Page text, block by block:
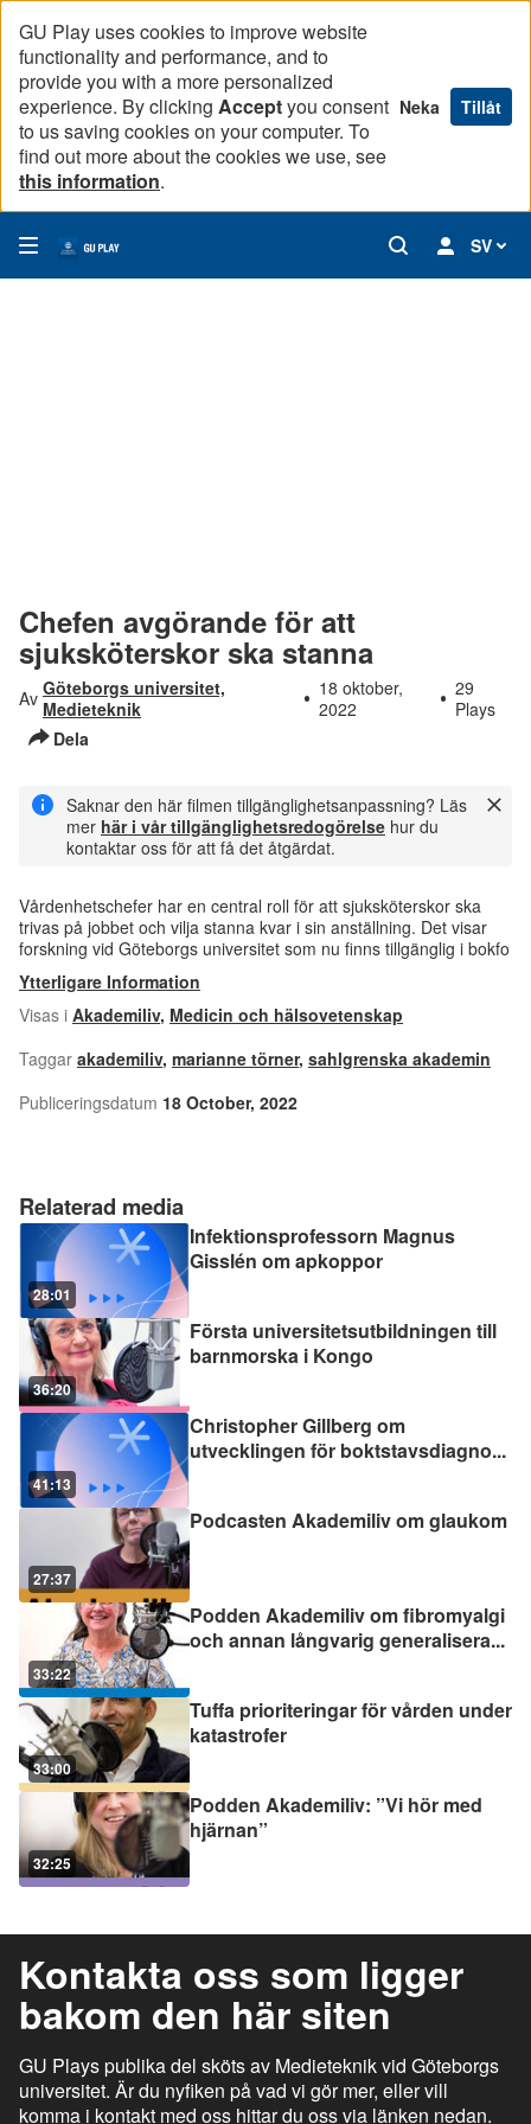
GU Play uses cookies to improve website
functionality and performance, and to
provide you with a more personalized
experience. By clicking Acceptyou consent
to us saving cookies on your computer. To
find out more about the cookies we use, see
this information.
Neka Tillåt
SV
Relaterad media
28:01
Infektionsprofessorn Magnus
Gisslén om apkoppor
36:20
Första universitetsutbildningen till
barnmorska i Kongo
41:13
Christopher Gillberg om
utvecklingen för boktstavsdiagno...
27:37
Podcasten Akademiliv om glaukom
33:22
Podden Akademiliv om fibromyalgi
och annan långvarig generalisera...
33:00
Tuffa prioriteringar för vården under
katastrofer
32:25
Podden Akademiliv: ”Vi hör med
hjärnan”
Chefen avgörande för att
sjuksköterskor ska stanna
Av Göteborgs universitet,
Medieteknik
18 oktober,
2022
29
Plays
Dela
Saknar den här filmen tillgänglighetsanpassning? Läs
mer här i vår tillgänglighetsredogörelse hur du
kontaktar oss för att få det åtgärdat.
Vårdenhetschefer har en central roll för att sjuksköterskor ska
trivas på jobbet och vilja stanna kvar i sin anställning. Det visar
forskning vid Göteborgs universitet som nu finns tillgänglig i bokfo
Ytterligare Information
Visas i Akademiliv, Medicin och hälsovetenskap
Taggar akademiliv, marianne törner, sahlgrenska akademin
Publiceringsdatum 18 October, 2022
Kontakta oss som ligger
bakom den här siten
GU Plays publika del sköts av Medieteknik vid Göteborgs
universitet. Är du nyfiken på vad vi gör mer, eller vill
komma i kontakt med oss hittar du oss via länken nedan.